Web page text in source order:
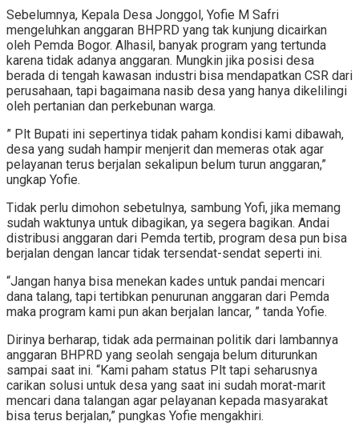
Sebelumnya, Kepala Desa Jonggol, Yofie M Safri
mengeluhkan anggaran BHPRD yang tak kunjung dicairkan
oleh Pemda Bogor. Alhasil, banyak program yang tertunda
karena tidak adanya anggaran. Mungkin jika posisi desa
berada di tengah kawasan industri bisa mendapatkan CSR dari
perusahaan, tapi bagaimana nasib desa yang hanya dikelilingi
oleh pertanian dan perkebunan warga.
” Plt Bupati ini sepertinya tidak paham kondisi kami dibawah,
desa yang sudah hampir menjerit dan memeras otak agar
pelayanan terus berjalan sekalipun belum turun anggaran,”
ungkap Yofie.
Tidak perlu dimohon sebetulnya, sambung Yofi, jika memang
sudah waktunya untuk dibagikan, ya segera bagikan. Andai
distribusi anggaran dari Pemda tertib, program desa pun bisa
berjalan dengan lancar tidak tersendat-sendat seperti ini.
“Jangan hanya bisa menekan kades untuk pandai mencari
dana talang, tapi tertibkan penurunan anggaran dari Pemda
maka program kami pun akan berjalan lancar, ” tanda Yofie.
Dirinya berharap, tidak ada permainan politik dari lambannya
anggaran BHPRD yang seolah sengaja belum diturunkan
sampai saat ini. “Kami paham status Plt tapi seharusnya
carikan solusi untuk desa yang saat ini sudah morat-marit
mencari dana talangan agar pelayanan kepada masyarakat
bisa terus berjalan,” pungkas Yofie mengakhiri.